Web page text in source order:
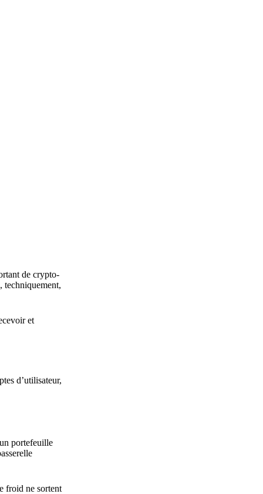
de crypto-
techniquement,
et
d’utilisateur,
portefeuille
froid ne sortent